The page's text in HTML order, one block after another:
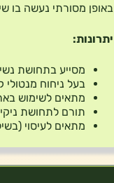
באופן מסורתי נעשה בו
יתרונות:
מסייע בתחושת
בעל ניחוח מנטולי
מתאים לשימוש
תורם לתחושת
מתאים לעיסוי